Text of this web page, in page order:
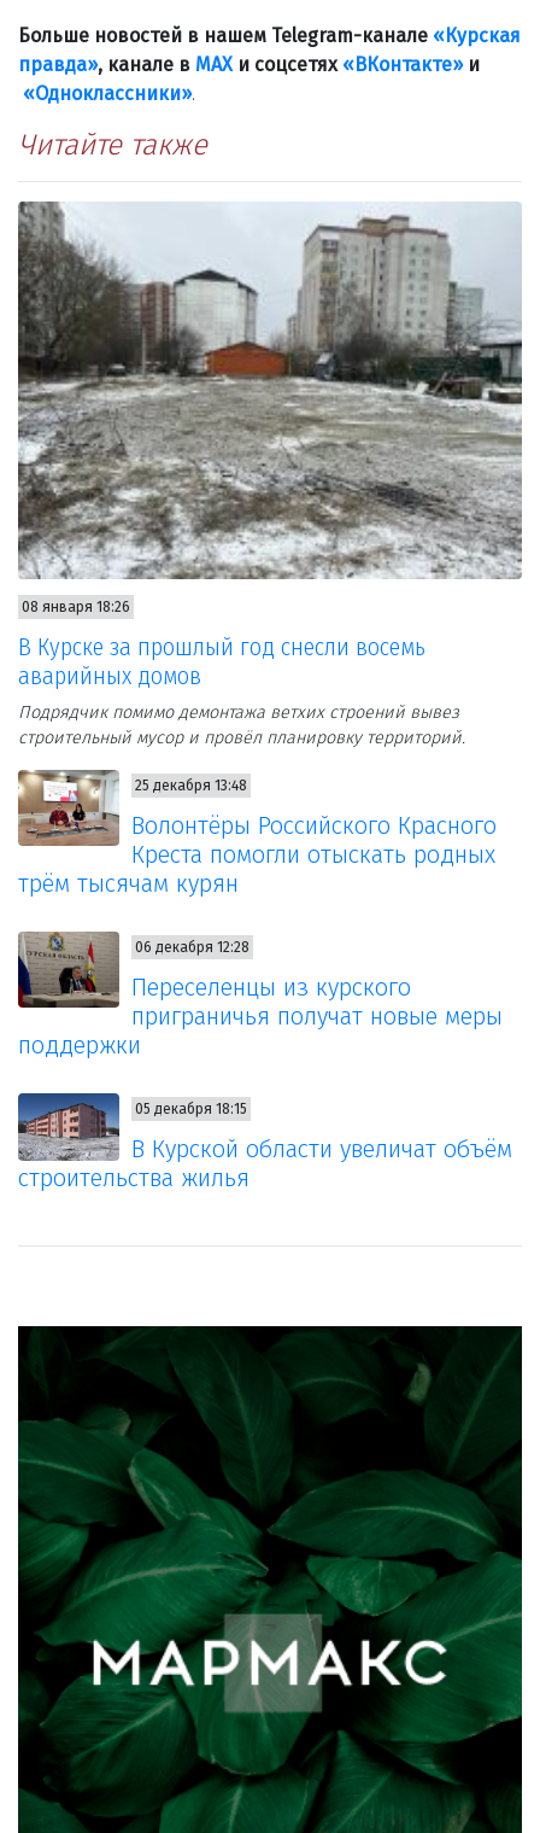
Больше новостей в нашем Telegram-канале «Курская
правда», канале в МАХи соцсетях «ВКонтакте»и
«Одноклассники».
Читайте также
08 января 18:26
В Курске за прошлый год снесли восемь
аварийных домов
Подрядчик помимо демонтажа ветхих строений вывез
строительный мусор и провёл планировку территорий.
25 декабря 13:48
Волонтёры Российского Красного
Креста помогли отыскать родных
трём тысячам курян
06 декабря 12:28
Переселенцы из курского
приграничья получат новые меры
поддержки
05 декабря 18:15
В Курской области увеличат объём
строительства жилья